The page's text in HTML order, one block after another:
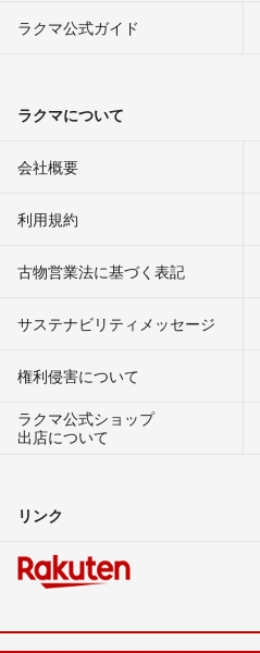
ラクマ公式ガイド
ラクマについて
会社概要
利用規約
古物営業法に基づく表記
サステナビリティメッセージ
権利侵害について
ラクマ公式ショップ
出店について
リンク